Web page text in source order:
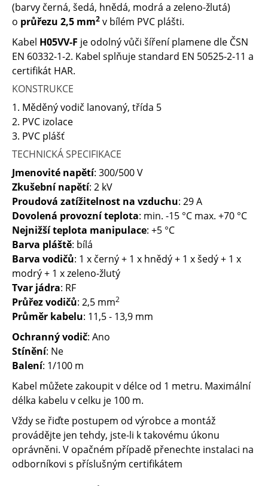
(barvy černá, šedá, hnědá, modrá a zeleno-žlutá)
o průřezu 2,5 mm2 v bílém PVC plášti.
Kabel H05VV-F je odolný vůči šíření plamene dle ČSN
EN 60332-1-2. Kabel splňuje standard EN 50525-2-11 a
certifikát HAR.
KONSTRUKCE
1. Měděný vodič lanovaný, třída 5
2. PVC izolace
3. PVC plášť
TECHNICKÁ SPECIFIKACE
Jmenovité napětí: 300/500 V
Zkušební napětí: 2 kV
Proudová zatížitelnost na vzduchu: 29 A
Dovolená provozní teplota: min. -15 °C max. +70 °C
Nejnižší teplota manipulace: +5 °C
Barva pláště: bílá
Barva vodičů: 1 x černý + 1 x hnědý + 1 x šedý + 1 x
modrý + 1 x zeleno-žlutý
Tvar jádra: RF
Průřez vodičů: 2,5 mm2
Průměr kabelu: 11,5 - 13,9 mm
Ochranný vodič: Ano
Stínění: Ne
Balení: 1/100 m
Kabel můžete zakoupit v délce od 1 metru. Maximální
délka kabelu v celku je 100 m.
Vždy se řiďte postupem od výrobce a montáž
provádějte jen tehdy, jste-li k takovému úkonu
oprávněni. V opačném případě přenechte instalaci na
odborníkovi s příslušným certifikátem